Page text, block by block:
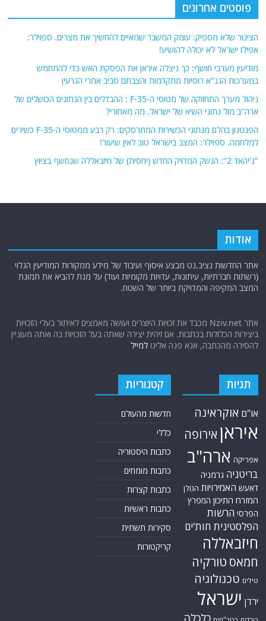
פוסטים אחרונים
הצינור שלא מספיק: עומק המשבר שמאיים להחשיך את מצרים. ספוילר:
אפילו ישראל לא יכולה להושיע!
מודיעין מערבי חושף: כך ניצלה איראן את הפסקת האש כדי להתחמש
במערכות הגנ"א רוסיות מתקדמות והצבתם סביב אתרי הגרעין
ניהול מערך התחזוקה של מטוסי ה-F-35 : ההבדלים בין הנתונים הכושלים של
ארה"ב מול נתוני השיא של ישראל. מה מאחורי?
הפנטגון בהלם מנתוני הכשירות המתרסקים: רק רבע ממטוסי ה-F-35 כשירים
למלחמה. ספוילר: המצב בישראל טוב לאין שיעור!
"ג'יהאד 2": הנשק המדויק החדש (יחסית) של חיזבאללה שנחשף בציוץ
אודות
אתר החדשות נציב.נט מבצע איסוף ועיבוד של מידע ממקורות המודיעין הגלוי
(רשתות חברתיות, עיתונות, עדויות מקומיות ועוד) על מנת להביא את תמונת
המצב המקיפה והמדויקת ביותר של השטח.
אתר Nziv.net מכבד את זכויות היוצרים ועושה מאמצים לאיתור בעלי הזכויות
ביצירות הכלולות בכתבות. אם זיהית יצירה שאתה בעל הזכויות בה ואתה מעוניין
להסירה מהכתבה, אנא פנה אלינולמייל
תגיות
או"ם אוקראינה
איראן אירופה
אפריקה ארה"ב
בריטניה גרמניה
דאעש האמירויות הגולן
המזרח התיכון המפרץ
הפרסי הרשות
הפלסטינית חות'ים
חיזבאללה
חמאס טורקיה
טילים טכנולוגיה
ירדן ישראל
קטגוריות
חדשות מהעולם
כללי
כתבות היסטוריה
כתבות מומחים
כתבות קצרות
כתבות ראשיות
סקירות תשתית
קריקטורות